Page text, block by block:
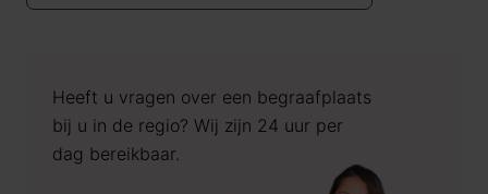
Heeft u vragen over een begraafplaats
bij u in de regio? Wij zijn 24 uur per
dag bereikbaar.